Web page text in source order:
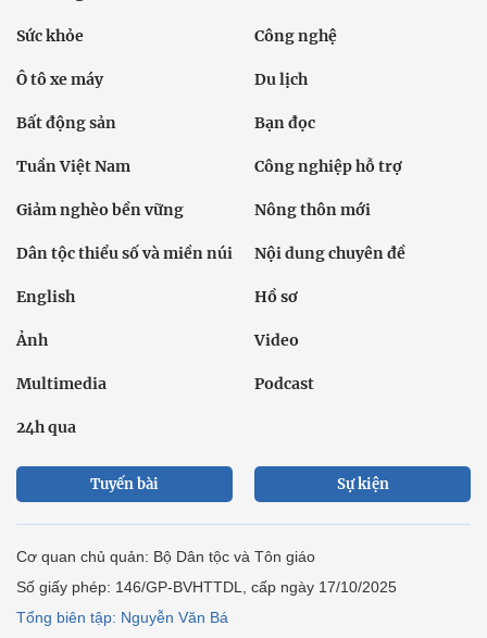
Sức khỏe Công nghệ
Ô tô xe máy Du lịch
Bất động sản Bạn đọc
Tuần Việt Nam Công nghiệp hỗ trợ
Giảm nghèo bền vững Nông thôn mới
Dân tộc thiểu số và miền núi Nội dung chuyên đề
English Hồ sơ
Ảnh Video
Multimedia Podcast
24h qua
Tuyến bài Sự kiện
Cơ quan chủ quản: Bộ Dân tộc và Tôn giáo
Số giấy phép: 146/GP-BVHTTDL, cấp ngày 17/10/2025
Tổng biên tập: Nguyễn Văn Bá